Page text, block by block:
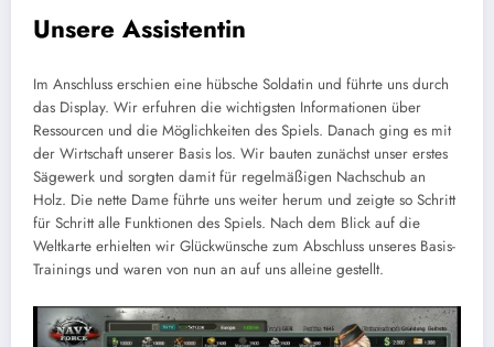
Unsere Assistentin
Im Anschluss erschien eine hübsche Soldatin und führte uns durch
das Display. Wir erfuhren die wichtigsten Informationen über
Ressourcen und die Möglichkeiten des Spiels. Danach ging es mit
der Wirtschaft unserer Basis los. Wir bauten zunächst unser erstes
Sägewerk und sorgten damit für regelmäßigen Nachschub an
Holz. Die nette Dame führte uns weiter herum und zeigte so Schritt
für Schritt alle Funktionen des Spiels. Nach dem Blick auf die
Weltkarte erhielten wir Glückwünsche zum Abschluss unseres Basis-
Trainings und waren von nun an auf uns alleine gestellt.